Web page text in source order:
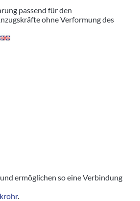
passend für den
ohne Verformung des
ermöglichen so eine Verbindung
.